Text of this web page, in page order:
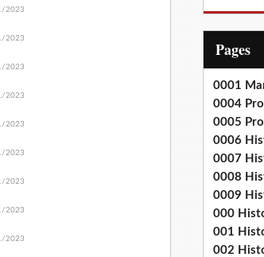
Pages
0001
0004
0005
0006
0007
0008
0009
000
001
002